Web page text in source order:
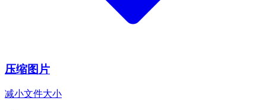
压缩图片
减小文件大小